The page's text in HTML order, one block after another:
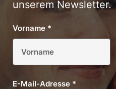
unserem Newsletter.
Vorname *
E-Mail-Adresse *